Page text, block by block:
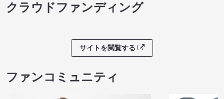
クラウドファンディング
サイトを閲覧する
ファンコミュニティ